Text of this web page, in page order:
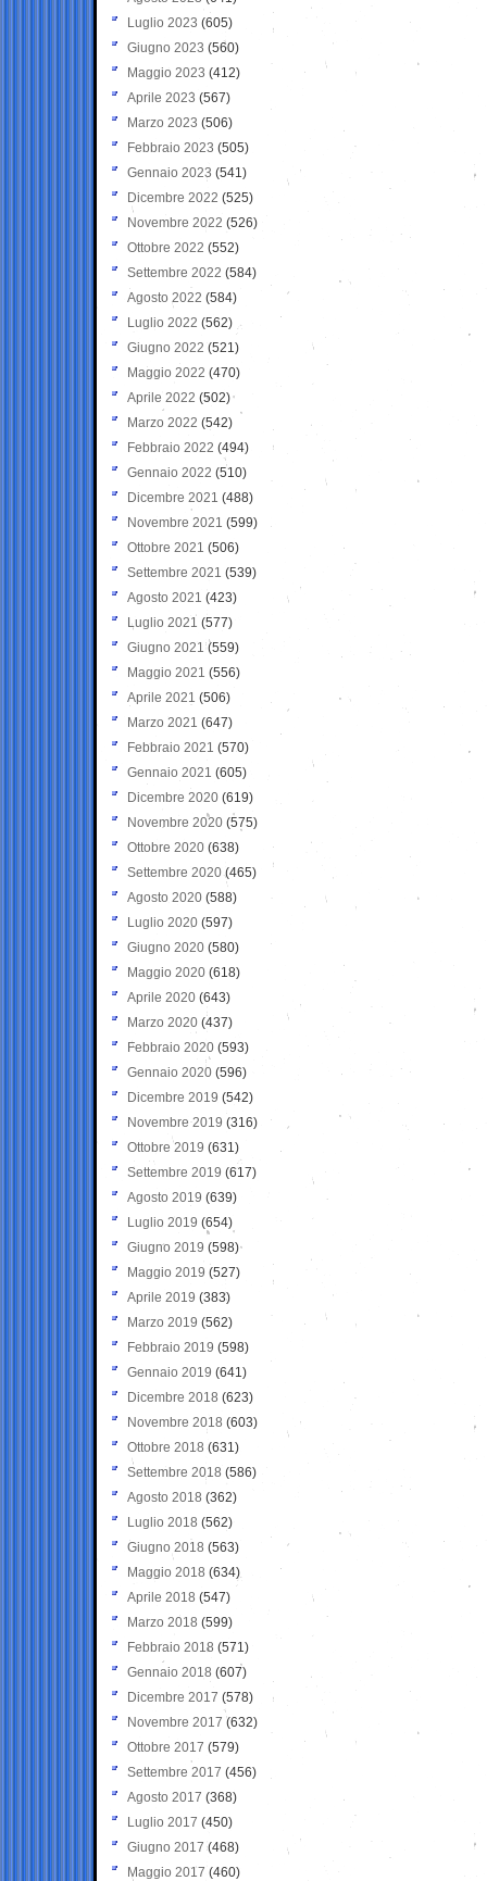
Luglio 2023 (605)
Giugno 2023 (560)
Maggio 2023 (412)
Aprile 2023 (567)
Marzo 2023 (506)
Febbraio 2023 (505)
Gennaio 2023 (541)
Dicembre 2022 (525)
Novembre 2022 (526)
Ottobre 2022 (552)
Settembre 2022 (584)
Agosto 2022 (584)
Luglio 2022 (562)
Giugno 2022 (521)
Maggio 2022 (470)
Aprile 2022 (502)
Marzo 2022 (542)
Febbraio 2022 (494)
Gennaio 2022 (510)
Dicembre 2021 (488)
Novembre 2021 (599)
Ottobre 2021 (506)
Settembre 2021 (539)
Agosto 2021 (423)
Luglio 2021 (577)
Giugno 2021(559)
Maggio 2021 (556)
Aprile 2021 (506)
Marzo 2021 (647)
Febbraio 2021 (570)
Gennaio 2021 (605)
Dicembre 2020 (619)
Novembre 2020 (575)
Ottobre 2020 (638)
Settembre 2020(465)
Agosto 2020 (588)
Luglio 2020 (597)
Giugno 2020 (580)
Maggio 2020 (618)
Aprile 2020 (643)
Marzo 2020 (437)
Febbraio 2020 (593)
Gennaio 2020 (596)
Dicembre 2019 (542)
Novembre 2019 (316)
Ottobre 2019 (631)
Settembre 2019 (617)
Agosto 2019 (639)
Luglio 2019 (654)
Giugno 2019 (598)
Maggio 2019 (527)
Aprile 2019 (383)
Marzo 2019 (562)
Febbraio 2019 (598)
Gennaio 2019 (641)
Dicembre 2018 (623)
Novembre 2018 (603)
Ottobre 2018 (631)
Settembre 2018 (586)
Agosto 2018 (362)
Luglio 2018 (562)
Giugno 2018 (563)
Maggio 2018 (634)
Aprile 2018 (547)
Marzo 2018 (599)
Febbraio 2018 (571)
Gennaio 2018 (607)
Dicembre 2017 (578)
Novembre 2017 (632)
Ottobre 2017 (579)
Settembre 2017 (456)
Agosto 2017 (368)
Luglio 2017 (450)
Giugno 2017 (468)
Maggio 2017 (460)